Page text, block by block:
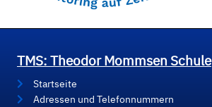
TMS: Theodor Mommsen Schule
Startseite
Adressen und Telefonnummern